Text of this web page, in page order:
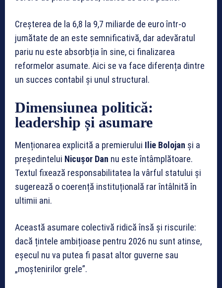
Creșterea de la 6,8 la 9,7 miliarde de euro într-o
jumătate de an este semnificativă, dar adevăratul
pariu nu este absorbția în sine, ci finalizarea
reformelor asumate. Aici se va face diferența dintre
un succes contabil și unul structural.
Dimensiunea politică:
leadership și asumare
Menționarea explicită a premierului Ilie Bolojan și a
președintelui Nicușor Dan nu este întâmplătoare.
Textul fixează responsabilitatea la vârful statului și
sugerează o coerență instituțională rar întâlnită în
ultimii ani.
Această asumare colectivă ridică însă și riscurile:
dacă țintele ambițioase pentru 2026 nu sunt atinse,
eșecul nu va putea fi pasat altor guverne sau
„moștenirilor grele”.